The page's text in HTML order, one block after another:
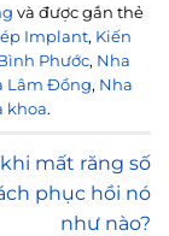
và được gắn thẻ
Implant, Kiến
Phước, Nha
Lâm Đồng, Nha
khoa.
mất răng số
phục hồi nó
như nào?